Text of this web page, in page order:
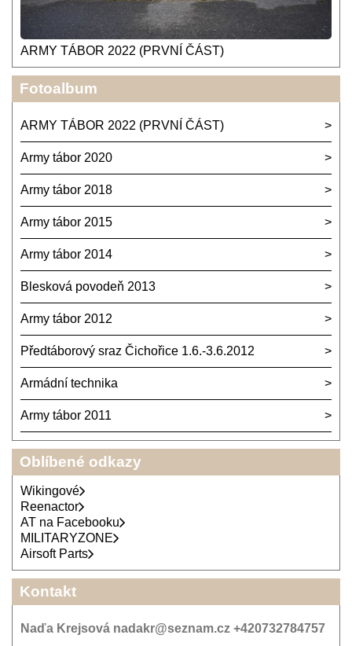
ARMY TÁBOR 2022 (PRVNÍ ČÁST)
Fotoalbum
ARMY TÁBOR 2022 (PRVNÍ ČÁST)
Army tábor 2020
Army tábor 2018
Army tábor 2015
Army tábor 2014
Blesková povodeň 2013
Army tábor 2012
Předtáborový sraz Čichořice 1.6.-3.6.2012
Armádní technika
Army tábor 2011
Oblíbené odkazy
Wikingové
Reenactor
AT na Facebooku
MILITARYZONE
Airsoft Parts
Kontakt
Naďa Krejsová nadakr@seznam.cz +420732784757